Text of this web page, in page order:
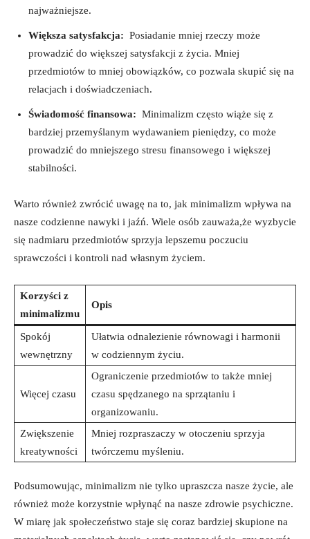
najważniejsze.
Większa satysfakcja: ⁤ Posiadanie mniej rzeczy może
⁣prowadzić do większej satysfakcji z⁣ życia. Mniej
przedmiotów to mniej obowiązków,⁢ co pozwala skupić się na
relacjach i ‌doświadczeniach.
Świadomość finansowa: ‍ Minimalizm często wiąże się z
bardziej‌ przemyślanym wydawaniem pieniędzy, co może
prowadzić do mniejszego stresu ​finansowego i większej
stabilności.
Warto ‍również zwrócić uwagę na to, jak minimalizm ⁢wpływa na
nasze codzienne nawyki⁣ i jaźń. Wiele osób zauważa,że ⁤wyzbycie
się nadmiaru przedmiotów sprzyja​ lepszemu⁢ poczuciu
sprawczości i⁢ kontroli nad własnym życiem.
Korzyści z
minimalizmu
Opis
Spokój
wewnętrzny
Ułatwia ‌odnalezienie równowagi i harmonii
w codziennym życiu.
Więcej​ czasu
Ograniczenie przedmiotów to także mniej
czasu spędzanego na sprzątaniu i
organizowaniu.
Zwiększenie
kreatywności
Mniej rozpraszaczy w otoczeniu sprzyja
twórczemu myśleniu.
Podsumowując, minimalizm nie tylko upraszcza nasze życie, ale
⁢również może korzystnie wpłynąć na nasze ​zdrowie psychiczne.
W miarę jak społeczeństwo staje się coraz bardziej skupione na​